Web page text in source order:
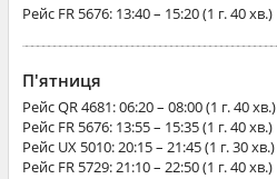
Рейс FR 5676: 13:40 – 15:20 (1 г. 40 хв.)
П'ятниця
РейсQR 4681: 06:20 – 08:00 (1 г. 40 хв.)
Рейс FR 5676: 13:55 – 15:35 (1 г. 40 хв.)
Рейс UX 5010: 20:15 – 21:45 (1 г. 30 хв.)
Рейс FR 5729: 21:10 – 22:50 (1 г. 40 хв.)